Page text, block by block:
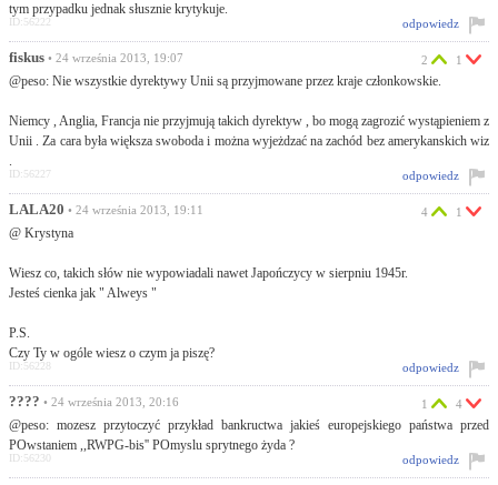
tym przypadku jednak słusznie krytykuje.
odpowiedz
ID:56222
fiskus • 24 września 2013, 19:07
@peso: Nie wszystkie dyrektywy Unii są przyjmowane przez kraje członkowskie.
Niemcy , Anglia, Francja nie przyjmują takich dyrektyw , bo mogą zagrozić wystąpieniem z
Unii . Za cara była większa swoboda i można wyjeżdzać na zachód bez amerykanskich wiz
.
2 1
odpowiedz
ID:56227
LALA20 • 24 września 2013, 19:11
@ Krystyna
Wiesz co, takich słów nie wypowiadali nawet Japończycy w sierpniu 1945r.
Jesteś cienka jak " Alweys "
P.S.
Czy Ty w ogóle wiesz o czym ja piszę?
4 1
odpowiedz
ID:56228
???? • 24 września 2013, 20:16
@peso: mozesz przytoczyć przykład bankructwa jakieś europejskiego państwa przed
POwstaniem ,,RWPG-bis'' POmyslu sprytnego żyda ?
1 4
odpowiedz
ID:56230